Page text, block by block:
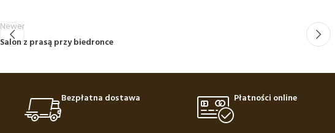
Newer
Salon z prasą przy biedronce
Bezpłatna dostawa Płatności online